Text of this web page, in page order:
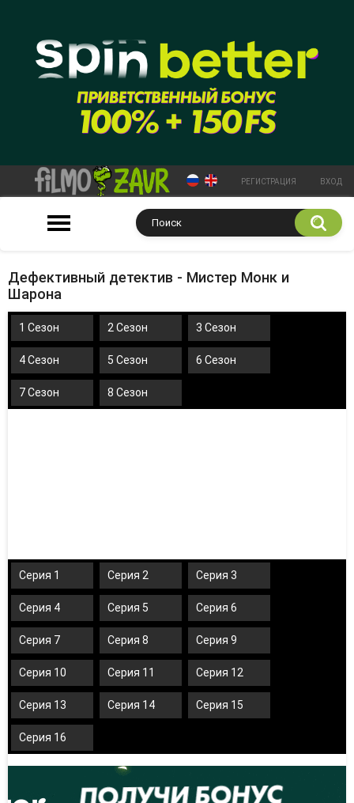
РЕГИСТРАЦИЯ ВХОД
Дефективный детектив - Мистер Монк и
Шарона
1 Сезон 2 Сезон 3 Сезон
4 Сезон 5 Сезон 6 Сезон
7 Сезон 8 Сезон
Серия 1 Серия 2 Серия 3
Серия 4 Серия 5 Серия 6
Серия 7 Серия 8 Серия 9
Серия 10 Серия 11 Серия 12
Серия 13 Серия 14 Серия 15
Серия 16